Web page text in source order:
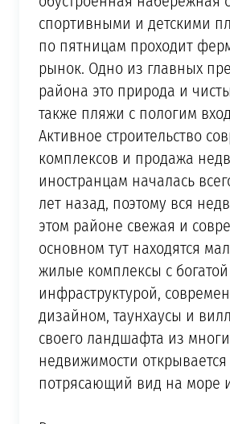
спортивными и детскими
по пятницам проходит
рынок. Одно из главных
района это природа и
также пляжи с пологим
Активное строительство
комплексов и продажа
иностранцам началась
лет назад, поэтому вся
этом районе свежая и
основном тут находятся
жилые комплексы с богатой
инфраструктурой,
дизайном, таунхаусы и
своего ландшафта из
недвижимости открывается
потрясающий вид на море